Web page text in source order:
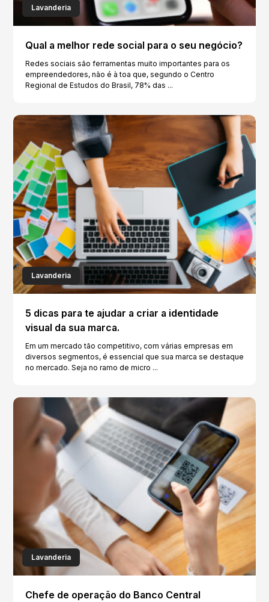
Lavanderia
Qual a melhor rede social para o seu negócio?
Redes sociais são ferramentas muito importantes para os
empreendedores, não é à toa que, segundo o Centro
Regional de Estudos do Brasil, 78% das ...
Lavanderia
5 dicas para te ajudar a criar a identidade
visual da sua marca.
Em um mercado tão competitivo, com várias empresas em
diversos segmentos, é essencial que sua marca se destaque
no mercado. Seja no ramo de micro ...
Lavanderia
Chefe de operação do Banco Central